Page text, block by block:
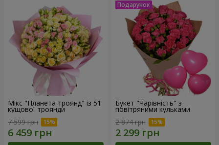
Мікс "Планета троянд" із 51
кущової троянди
7 599 грн
Букет "Чарівність" з
повітряними кульками
2 874 грн